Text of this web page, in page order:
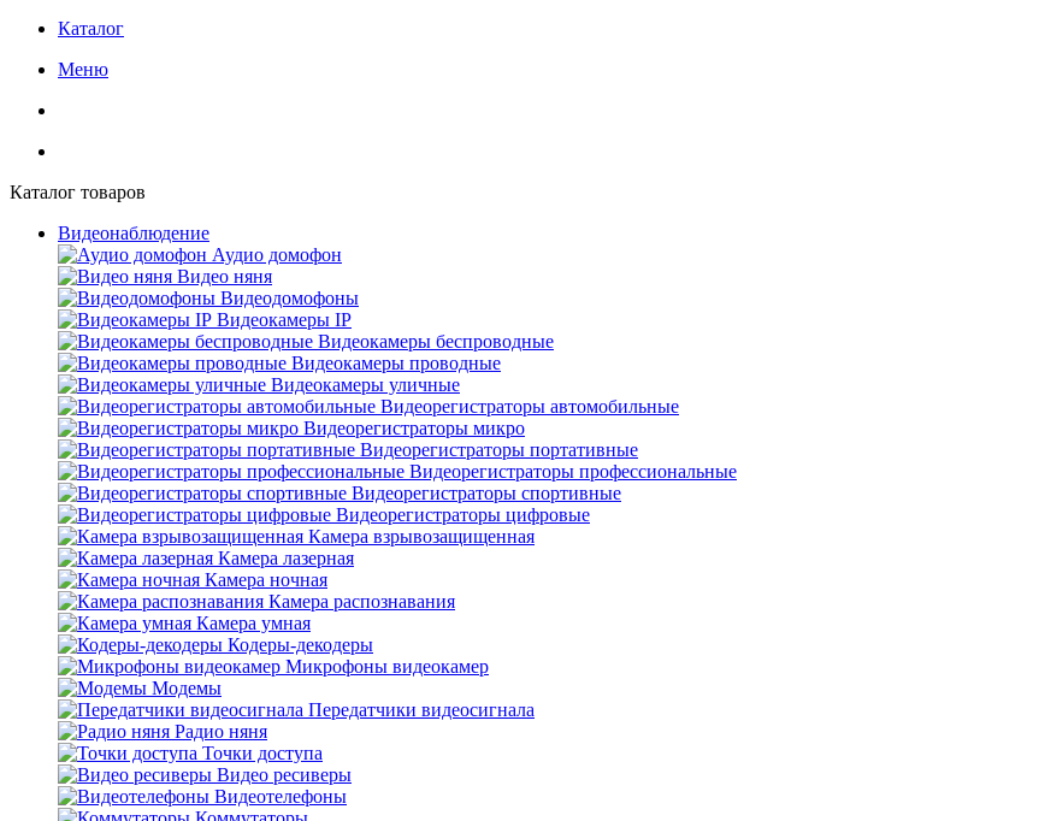
Каталог
Меню
Каталог товаров
Видеонаблюдение
Аудио домофон
Видео няня
Видеодомофоны
Видеокамеры IP
Видеокамеры беспроводные
Видеокамеры проводные
Видеокамеры уличные
Видеорегистраторы автомобильные
Видеорегистраторы микро
Видеорегистраторы портативные
Видеорегистраторы профессиональные
Видеорегистраторы спортивные
Видеорегистраторы цифровые
Камера взрывозащищенная
Камера лазерная
Камера ночная
Камера распознавания
Камера умная
Кодеры-декодеры
Микрофоны видеокамер
Модемы
Передатчики видеосигнала
Радио няня
Точки доступа
Видео ресиверы
Видеотелефоны